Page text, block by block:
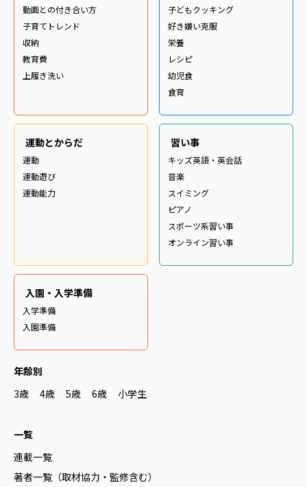
動画との付き合い方
子育てトレンド
収納
教育費
上履き洗い
子どもクッキング
好き嫌い克服
栄養
レシピ
幼児食
食育
運動とからだ
運動
運動遊び
運動能力
習い事
キッズ英語・英会話
音楽
スイミング
ピアノ
スポーツ系習い事
オンライン習い事
入園・入学準備
入学準備
入園準備
年齢別
3歳
4歳 5歳 6歳 小学生
一覧
連載一覧
著者一覧（取材協力・監修含む）